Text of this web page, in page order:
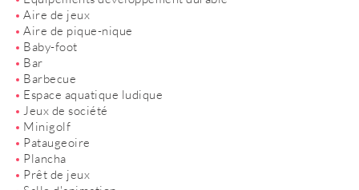
Aire de jeux
Aire de pique-nique
Baby-foot
Bar
Barbecue
Espace aquatique ludique
Jeux de société
Minigolf
Pataugeoire
Plancha
Prêt de jeux